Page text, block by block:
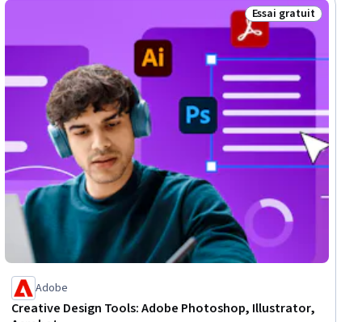
Statut : Essai
Essai gratuit
Adobe
Creative Design Tools: Adobe Photoshop, Illustrator,